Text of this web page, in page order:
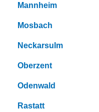
Mannheim
Mosbach
Neckarsulm
Oberzent
Odenwald
Rastatt